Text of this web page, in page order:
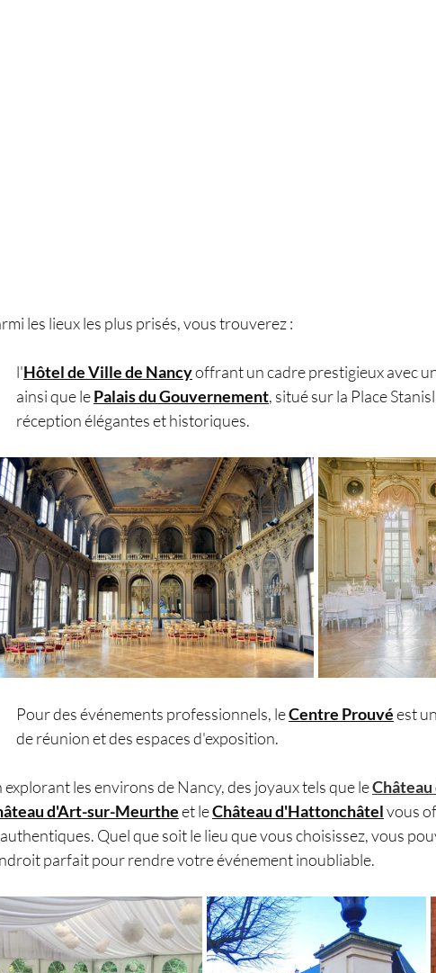
les lieux les plus prisés, vous trouverez :
l'Hôtel de Ville de Nancyoffrant un cadre prestigieux avec
ainsi que le Palais du Gouvernement, situé sur la Place
réception élégantes et historiques.
Pour des événements professionnels, le Centre Prouvé est
de réunion et des espaces d'exposition.
explorant les environs de Nancy, des joyaux tels que le Château
d'Art-sur-Meurthe et le Château d'Hattonchâtel vous
Quel que soit le lieu que vous choisissez, vous
parfait pour rendre votre événement inoubliable.